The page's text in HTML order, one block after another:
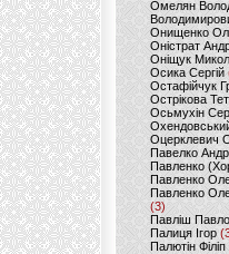
Омелян
Онищенко
Оністрат
Оніщук
Осика Сергій
Остафійчук
Острікова
Осьмухін
Оцерклевич
Павелко
Павленко
Павленко
Павленко
(3)
Павліш Павло
Палиця Ігор
Палютін Філіп